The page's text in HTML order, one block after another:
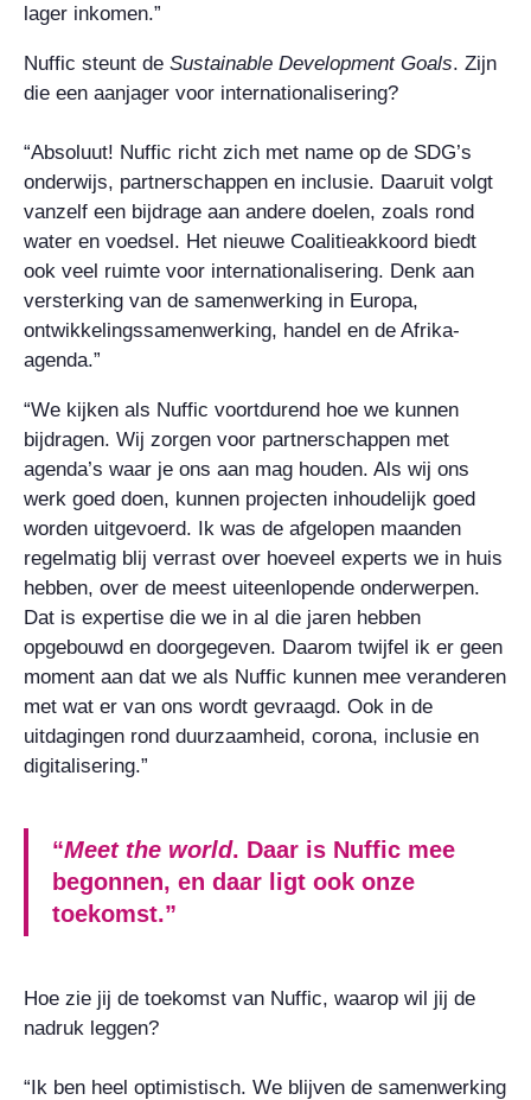
lager inkomen.”
Nuffic steunt de Sustainable Development Goals. Zijn
die een aanjager voor internationalisering?
“Absoluut! Nuffic richt zich met name op de SDG’s
onderwijs, partnerschappen en inclusie. Daaruit volgt
vanzelf een bijdrage aan andere doelen, zoals rond
water en voedsel. Het nieuwe Coalitieakkoord biedt
ook veel ruimte voor internationalisering. Denk aan
versterking van de samenwerking in Europa,
ontwikkelingssamenwerking, handel en de Afrika-
agenda.”
“We kijken als Nuffic voortdurend hoe we kunnen
bijdragen. Wij zorgen voor partnerschappen met
agenda’s waar je ons aan mag houden. Als wij ons
werk goed doen, kunnen projecten inhoudelijk goed
worden uitgevoerd. Ik was de afgelopen maanden
regelmatig blij verrast over hoeveel experts we in huis
hebben, over de meest uiteenlopende onderwerpen.
Dat is expertise die we in al die jaren hebben
opgebouwd en doorgegeven. Daarom twijfel ik er geen
moment aan dat we als Nuffic kunnen mee veranderen
met wat er van ons wordt gevraagd. Ook in de
uitdagingen rond duurzaamheid, corona, inclusie en
digitalisering.”
“Meet the world. Daar is Nuffic mee
begonnen, en daar ligt ook onze
toekomst.”
Hoe zie jij de toekomst van Nuffic, waarop wil jij de
nadruk leggen?
“Ik ben heel optimistisch. We blijven de samenwerking